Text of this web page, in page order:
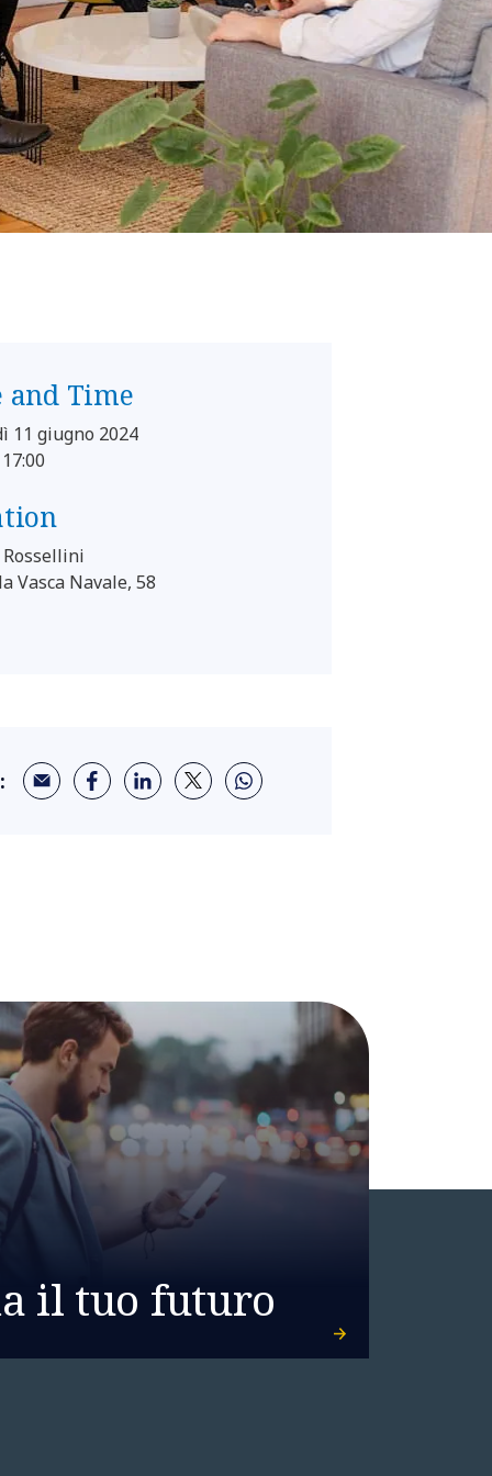
and Time
11 giugno 2024
Rossellini
Vasca Navale, 58
il tuo futuro